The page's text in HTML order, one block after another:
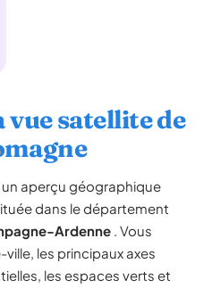
vue satellite de
aperçu géographique
dans le département
Ardenne . Vous
les principaux axes
les espaces verts et